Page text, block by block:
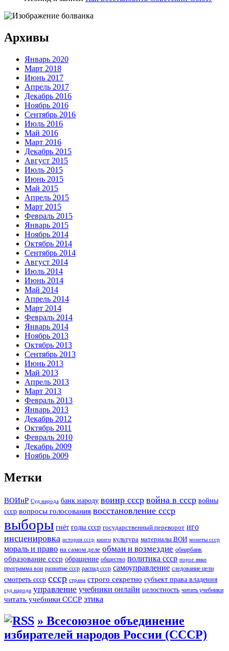
Архивы
Январь 2020
Март 2018
Июнь 2017
Апрель 2017
Декабрь 2016
Ноябрь 2016
Сентябрь 2016
Июль 2016
Май 2016
Март 2016
Декабрь 2015
Август 2015
Июль 2015
Июнь 2015
Май 2015
Апрель 2015
Март 2015
Февраль 2015
Январь 2015
Ноябрь 2014
Октябрь 2014
Сентябрь 2014
Август 2014
Июль 2014
Июнь 2014
Май 2014
Апрель 2014
Март 2014
Февраль 2014
Январь 2014
Ноябрь 2013
Октябрь 2013
Сентябрь 2013
Июнь 2013
Май 2013
Апрель 2013
Март 2013
Февраль 2013
Январь 2013
Декабрь 2012
Октябрь 2011
Февраль 2010
Декабрь 2009
Ноябрь 2009
Метки
ВОИнР Суд народа банк народу воинр ссср война в ссср войны
ссср вопросы голосования восстановление ссср
выборы гнёт годы ссср государственный переворот иго
инсценировка история ссср книги культура материалы ВОИ монеты ссср
мораль и право на самом деле обман и возмездие обнарбанк
образование ссср обращение общество политика ссср порог явки
программа вои развитие ссср распад ссср самоуправление следование цели
смотреть ссср ссср страна строго секретно субъект права владения
суд народа управление учебники онлайн целостность читать учебники
читать учебники СССР этика
» Всесоюзное объединение
избирателей народов России (СССР)